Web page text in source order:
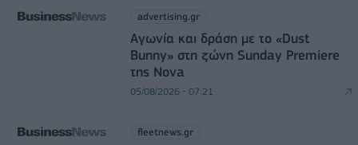
advertising.gr
Αγωνία και δράση με το «Dust
Bunny» στη ζώνη Sunday Premiere
της Nova
05/08/2026 - 07:21
fleetnews.gr